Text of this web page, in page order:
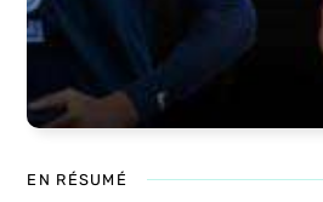
EN RÉSUMÉ